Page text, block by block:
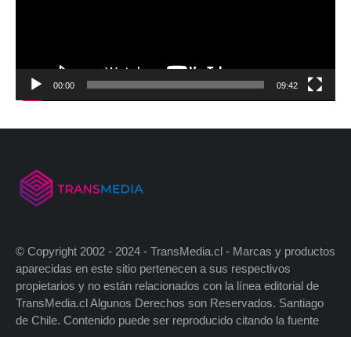
00:00 09:42
© Copyright 2002 - 2024 - TransMedia.cl - Marcas y productos
aparecidas en este sitio pertenecen a sus respectivos
propietarios y no están relacionados con la línea editorial de
TransMedia.cl Algunos Derechos son Reservados. Santiago
de Chile. Contenido puede ser reproducido citando la fuente